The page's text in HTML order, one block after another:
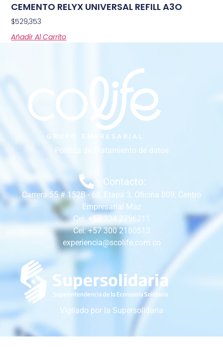
CEMENTO RELYX UNIVERSAL REFILL A3O
$529,353
Añadir Al Carrito
Política de Tratamiento de datos
Contacto:
Carrera 55 # 152B - 68, Etapa 3, Oficina 809, Centro
Empresarial Maz
Cel: +57 324 2796211
Cel: +57 300 2180513
experiencia@scolife.com.co
Vigilado por la Supersolidaria